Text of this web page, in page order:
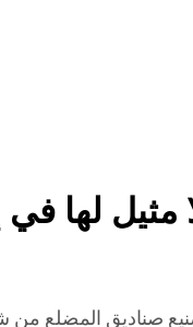
مثيل لها
صناديق المضلع من